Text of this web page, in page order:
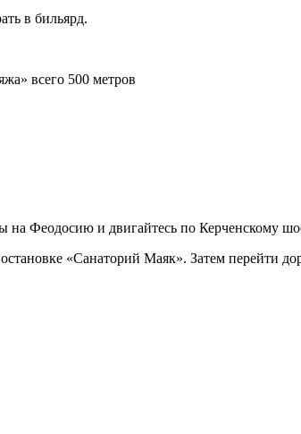
в бильярд.
всего 500 метров
Феодосию и двигайтесь по Керченскому
«Санаторий Маяк». Затем перейти